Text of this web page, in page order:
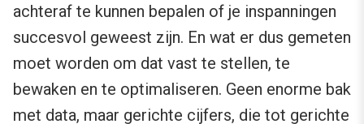
achteraf te kunnen bepalen of je inspanningen
succesvol geweest zijn. En wat er dus gemeten
moet worden om dat vast te stellen, te
bewaken en te optimaliseren. Geen enorme bak
met data, maar gerichte cijfers, die tot gerichte